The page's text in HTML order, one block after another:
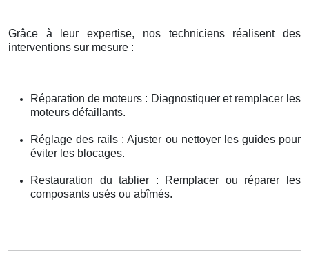
Grâce à leur expertise, nos techniciens réalisent des
interventions sur mesure :
Réparation de moteurs : Diagnostiquer et remplacer les
moteurs défaillants.
Réglage des rails : Ajuster ou nettoyer les guides pour
éviter les blocages.
Restauration du tablier : Remplacer ou réparer les
composants usés ou abîmés.